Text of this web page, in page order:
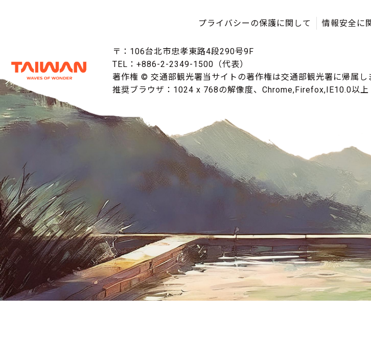
プライバシーの保護に関して 情報安全に
〒：106台北市忠孝東路4段290号9F
TEL：+886-2-2349-1500（代表）
著作権 © 交通部観光署当サイトの著作権は交通部観光署に帰属し
推奨ブラウザ：1024 x 768の解像度、Chrome,Firefox,IE10.0以上